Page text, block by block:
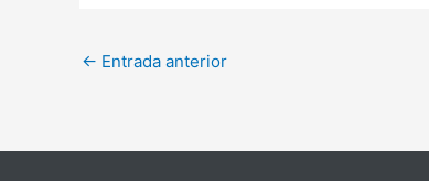
← Entrada anterior